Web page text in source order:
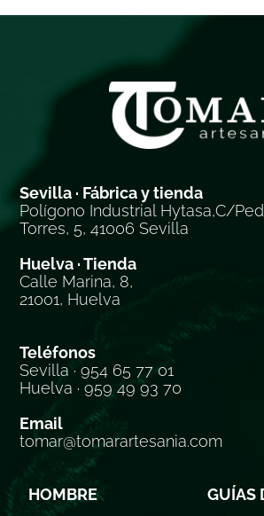
Sevilla · Fábrica y tienda
Polígono Industrial Hytasa,C/
Torres, 5, 41006 Sevilla
Huelva · Tienda
Calle Marina, 8,
21001, Huelva
Teléfonos
Sevilla · 954 65 77 01
Huelva · 959 49 93 70
Email
tomar@tomarartesania.com
HOMBRE
GUÍAS